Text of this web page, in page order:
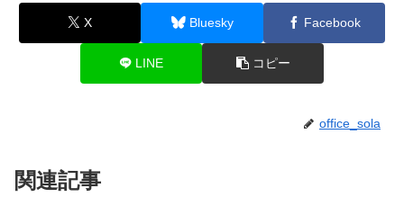
X Bluesky Facebook
LINE コピー
office_sola
関連記事